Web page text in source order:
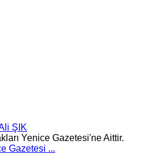
ŞIK
Yenice Gazetesi'ne Aittir.
Gazetesi ...